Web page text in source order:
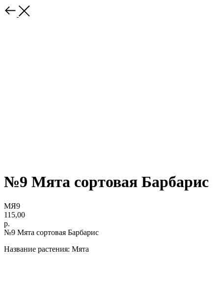
№9 Мята сортовая Барбарис
МЯ9
115,00
р.
№9 Мята сортовая Барбарис
Название растения: Мята